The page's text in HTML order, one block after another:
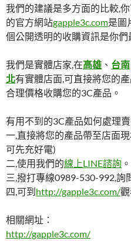
我們的建議是多方面的比較,
的官方網站gapple3c.com是圖
個公開透明的收購資訊是你們
我們是實體店家,在高雄 、 台南
北有實體店面,可直接將您的
合理價格收購您的3C產品。
有用不到的3C產品如何處理賣
一,直接將您的產品帶至店面
可先充好電)
二,使用我們的線上LINE諮詢
三,撥打專線0989-530-992,詢
四,可到http://gapple3c.com/
相關網址：
http://gapple3c.com/